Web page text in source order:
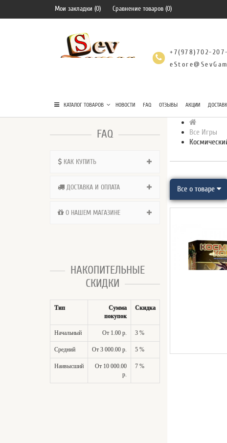
Мои закладки (0) Сравнение товаров (0)
+7(978)702-
КАТАЛОГ ТОВАРОВ НОВОСТИ FAQ ОТЗЫВЫ АКЦИИ
FAQ
КАК КУПИТЬ
ДОСТАВКА И ОПЛАТА
О НАШЕМ МАГАЗИНЕ
НАКОПИТЕЛЬНЫЕ
СКИДКИ
Тип
Сумма
покупок
Скидка
Начальный От 1.00 р. 3 %
Средний От 3 000.00 р. 5 %
Наивысший
От 10 000.00
р.
7 %
Все Игры
Все о товаре